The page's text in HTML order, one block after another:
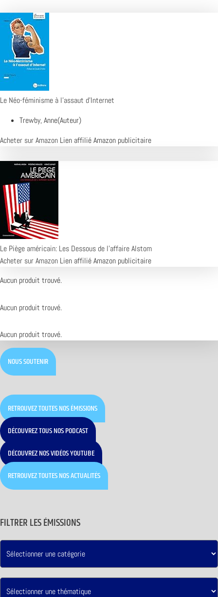
Le Néo-féminisme à l'assaut d'Internet
Trewby, Anne(Auteur)
Acheter sur Amazon Lien affilié Amazon publicitaire
Le Piège américain: Les Dessous de l'affaire Alstom
Acheter sur Amazon Lien affilié Amazon publicitaire
Aucun produit trouvé.
Aucun produit trouvé.
Aucun produit trouvé.
NOUS SOUTENIR
RETROUVEZ TOUTES NOS ÉMISSIONS
DÉCOUVREZ TOUS NOS PODCAST
DÉCOUVREZ NOS VIDÉOS YOUTUBE
RETROUVEZ TOUTES NOS ACTUALITÉS
FILTRER LES ÉMISSIONS